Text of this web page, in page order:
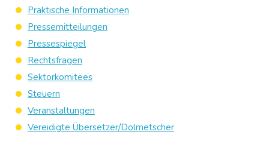
Praktische Informationen
Pressemitteilungen
Pressespiegel
Rechtsfragen
Sektorkomitees
Steuern
Veranstaltungen
Vereidigte Übersetzer/Dolmetscher